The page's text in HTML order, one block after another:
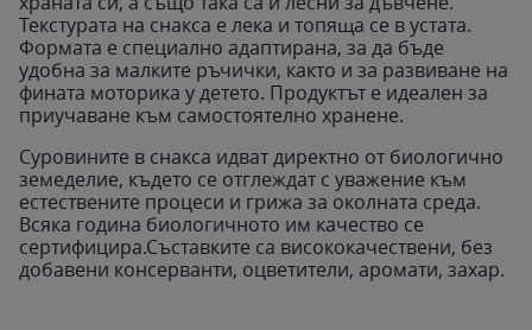
Текстурата на снакса е лека и топяща се в устата.
Формата е специално адаптирана, за да бъде
удобна за малките ръчички, както и за развиване на
фината моторика у детето. Продуктът е идеален за
приучаване към самостоятелно хранене.
Суровините в снакса идват директно от биологично
земеделие, където се отглеждат с уважение към
естествените процеси и грижа за околната среда.
Всяка година биологичното им качество се
сертифицира.Съставките са висококачествени, без
добавени консерванти, оцветители, аромати, захар.